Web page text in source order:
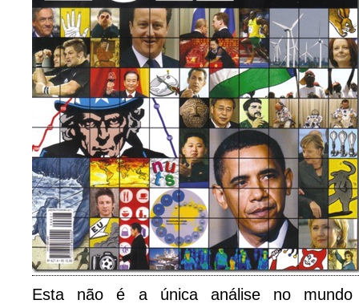
Esta não é a única análise no mundo